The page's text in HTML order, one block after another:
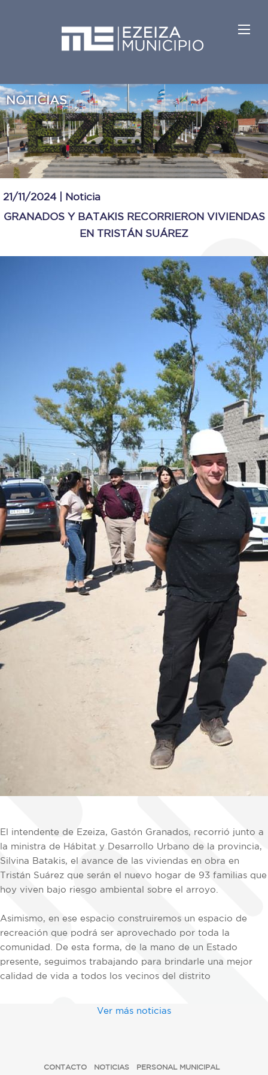
NOTICIAS
21/11/2024 |
Noticia
GRANADOS Y BATAKIS RECORRIERON VIVIENDAS
EN TRISTÁN SUÁREZ
El intendente de Ezeiza, Gastón Granados, recorrió junto a
la ministra de Hábitat y Desarrollo Urbano de la provincia,
Silvina Batakis, el avance de las viviendas en obra en
Tristán Suárez que serán el nuevo hogar de 93 familias que
hoy viven bajo riesgo ambiental sobre el arroyo.
Asimismo, en ese espacio construiremos un espacio de
recreación que podrá ser aprovechado por toda la
comunidad. De esta forma, de la mano de un Estado
presente, seguimos trabajando para brindarle una mejor
calidad de vida a todos los vecinos del distrito
Ver más noticias
CONTACTO NOTICIAS
PERSONAL MUNICIPAL